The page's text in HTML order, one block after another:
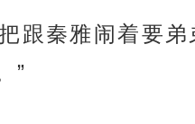
跟秦雅闹着要
”